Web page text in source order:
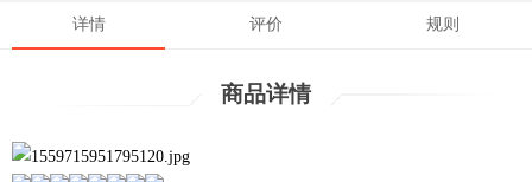
详情 评价 规则
商品详情